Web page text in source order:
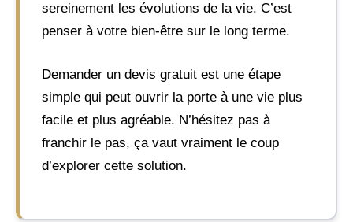
sereinement les évolutions de la vie. C’est
penser à votre bien-être sur le long terme.
Demander un devis gratuit est une étape
simple qui peut ouvrir la porte à une vie plus
facile et plus agréable. N’hésitez pas à
franchir le pas, ça vaut vraiment le coup
d’explorer cette solution.